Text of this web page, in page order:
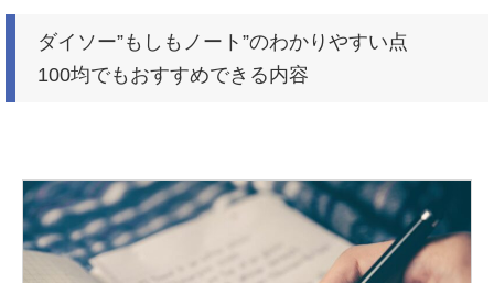
ダイソー”もしもノート”のわかりやすい点
100均でもおすすめできる内容